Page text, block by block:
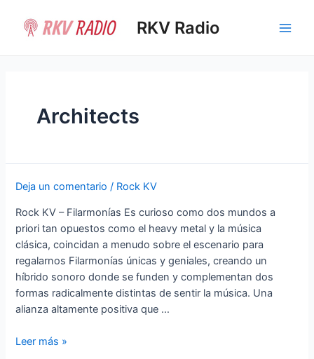
contenido
RKV Radio
Architects
Deja un comentario / Rock KV
Rock KV – Filarmonías Es curioso como dos mundos a
priori tan opuestos como el heavy metal y la música
clásica, coincidan a menudo sobre el escenario para
regalarnos Filarmonías únicas y geniales, creando un
híbrido sonoro donde se funden y complementan dos
formas radicalmente distintas de sentir la música. Una
alianza altamente positiva que …
Rock
Leer más »